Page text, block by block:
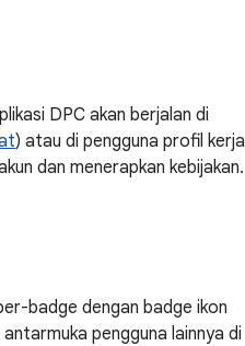
DPC akan berjalan di
) atau di pengguna profil kerja
dan menerapkan kebijakan.
badge dengan badge ikon
pengguna lainnya di